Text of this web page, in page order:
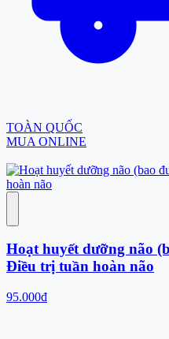
TOÀN QUỐC
MUA ONLINE
Hoạt huyết dưỡng não
Điều trị tuần hoàn não
95.000đ